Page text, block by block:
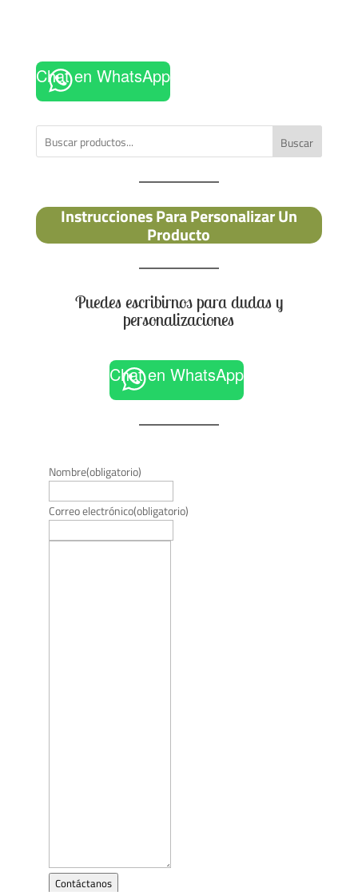
Chat en WhatsApp
Buscar
Instrucciones Para Personalizar Un
Producto
Puedes escribirnos para dudas y
personalizaciones
Chat en WhatsApp
Nombre(obligatorio)
Correo electrónico(obligatorio)
Contáctanos